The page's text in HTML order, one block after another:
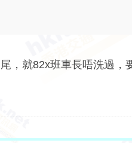
，就82x班車長唔洗過，